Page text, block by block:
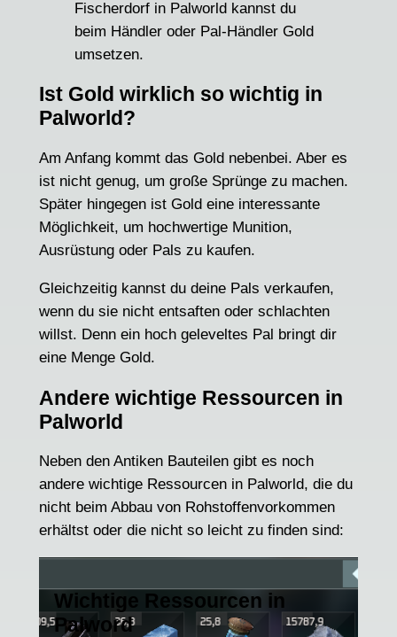
Fischerdorf in Palworld kannst du
beim Händler oder Pal-Händler Gold
umsetzen.
Ist Gold wirklich so wichtig in
Palworld?
Am Anfang kommt das Gold nebenbei. Aber es
ist nicht genug, um große Sprünge zu machen.
Später hingegen ist Gold eine interessante
Möglichkeit, um hochwertige Munition,
Ausrüstung oder Pals zu kaufen.
Gleichzeitig kannst du deine Pals verkaufen,
wenn du sie nicht entsaften oder schlachten
willst. Denn ein hoch geleveltes Pal bringt dir
eine Menge Gold.
Andere wichtige Ressourcen in
Palworld
Neben den Antiken Bauteilen gibt es noch
andere wichtige Ressourcen in Palworld, die du
nicht beim Abbau von Rohstoffenvorkommen
erhältst oder die nicht so leicht zu finden sind:
Wichtige Ressourcen in
Palword